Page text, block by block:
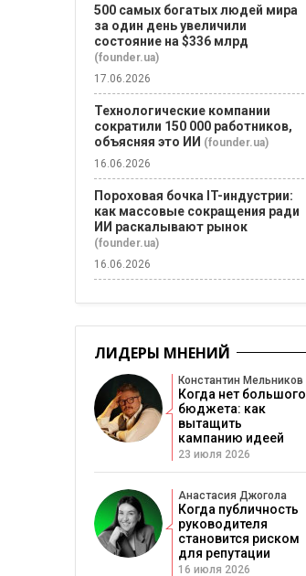
500 самых богатых людей мира
за один день увеличили
состояние на $336 млрд
(founder.ua)
17.06.2026
Технологические компании
сократили 150 000 работников,
объясняя это ИИ (founder.ua)
16.06.2026
Пороховая бочка IT-индустрии:
как массовые сокращения ради
ИИ раскалывают рынок
(founder.ua)
16.06.2026
ЛИДЕРЫ МНЕНИЙ
Константин Мельников
Когда нет большого
бюджета: как
вытащить
кампанию идеей
23 июля 2026
Анастасия Джогола
Когда публичность
руководителя
становится риском
для репутации
16 июля 2026